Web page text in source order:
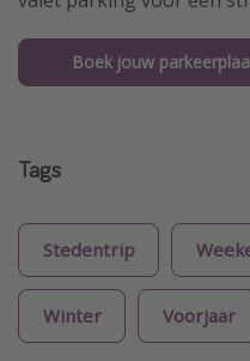
Boek jouw
Tags
Stedentrip
Winter Voorjaar